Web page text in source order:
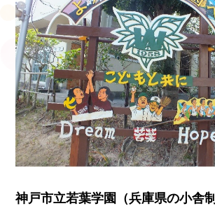
神戸市立若葉学園（兵庫県の小舎制